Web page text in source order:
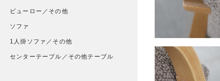
ビューロー／その他
ソファ
1人掛ソファ／その他
センターテーブル／その他テーブル